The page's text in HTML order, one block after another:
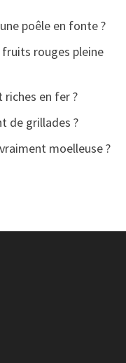
poêle en fonte ?
rouges pleine
en fer ?
de grillades ?
moelleuse ?